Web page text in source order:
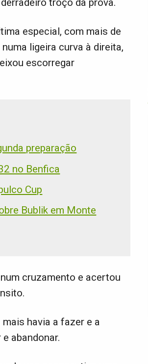
especial, com mais de
ligeira curva à direita,
escorregar
preparação
no Benfica
Cup
Bublik em Monte
cruzamento e acertou
havia a fazer e a
abandonar.